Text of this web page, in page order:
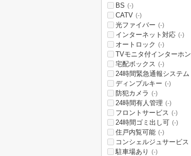
BS (-)
CATV (-)
光ファイバー (-)
インターネット対応 (-)
オートロック (-)
TVモニタ付インターホン
宅配ボックス (-)
24時間緊急通報システム
ディンプルキー (-)
防犯カメラ (-)
24時間有人管理 (-)
フロントサービス (-)
24時間ゴミ出し可 (-)
住戸内覧可能 (-)
コンシェルジュサービス
駐車場あり (-)